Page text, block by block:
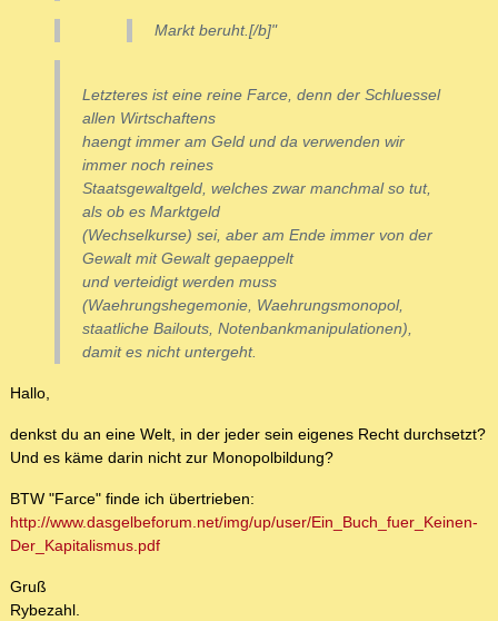
Markt beruht.[/b]"
Letzteres ist eine reine Farce, denn der Schluessel
allen Wirtschaftens
haengt immer am Geld und da verwenden wir
immer noch reines
Staatsgewaltgeld, welches zwar manchmal so tut,
als ob es Marktgeld
(Wechselkurse) sei, aber am Ende immer von der
Gewalt mit Gewalt gepaeppelt
und verteidigt werden muss
(Waehrungshegemonie, Waehrungsmonopol,
staatliche Bailouts, Notenbankmanipulationen),
damit es nicht untergeht.
Hallo,
denkst du an eine Welt, in der jeder sein eigenes Recht durchsetzt?
Und es käme darin nicht zur Monopolbildung?
BTW "Farce" finde ich übertrieben:
http://www.dasgelbeforum.net/img/up/user/Ein_Buch_fuer_Keinen-
Der_Kapitalismus.pdf
Gruß
Rybezahl.